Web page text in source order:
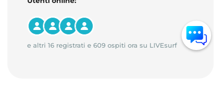
e altri 16 registrati e 609 ospiti ora su LIVEsurf